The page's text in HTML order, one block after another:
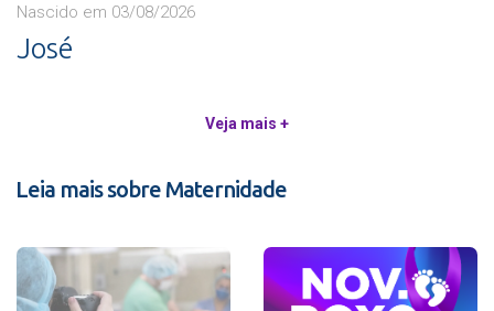
Nascido em 03/08/2026
José
Veja mais +
Leia mais sobre Maternidade